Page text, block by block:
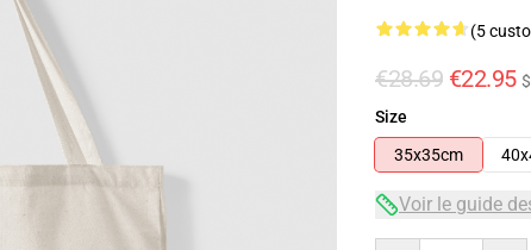
(5
€28.69 €22.95
Size
35x35cm
Voir le guide